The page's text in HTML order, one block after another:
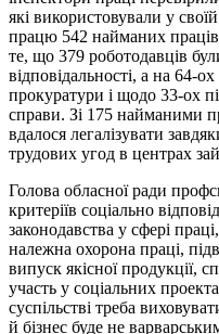
які використовували у
працю 542 найманих
те, що 379 роботодавців
відповідальності, а на 64-
прокуратури і щодо 33-ох
справи. Зі 175 найманими
вдалося легалізувати
трудових угод в центрах
Голова обласної ради
критеріїв соціально
законодавства у сфері
належна охорона праці,
випуск якісної продукції,
участь у соціальних
суспільстві треба
й бізнес буде не